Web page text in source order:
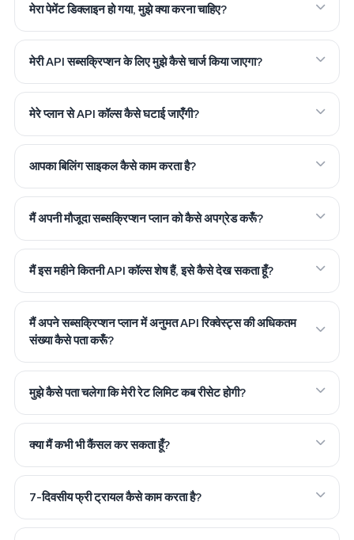
मेरा पेमेंट डिक्लाइन हो गया, मुझे क्या करना चाहिए?
मेरी API सब्सक्रिप्शन के लिए मुझे कैसे चार्ज किया जाएगा?
मेरे प्लान से API कॉल्स कैसे घटाई जाएँगी?
आपका बिलिंग साइकल कैसे काम करता है?
मैं अपनी मौजूदा सब्सक्रिप्शन प्लान को कैसे अपग्रेड करूँ?
मैं इस महीने कितनी API कॉल्स शेष हैं, इसे कैसे देख सकता हूँ?
मैं अपने सब्सक्रिप्शन प्लान में अनुमत API रिक्वेस्ट्स की अधिकतम
संख्या कैसे पता करूँ?
मुझे कैसे पता चलेगा कि मेरी रेट लिमिट कब रीसेट होगी?
क्या मैं कभी भी कैंसल कर सकता हूँ?
7-दिवसीय फ्री ट्रायल कैसे काम करता है?